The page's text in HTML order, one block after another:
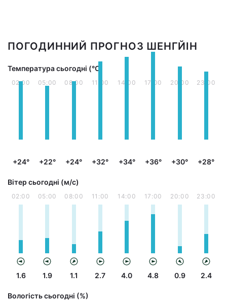
ПОГОДИННИЙ ПРОГНОЗ ШЕНГЙІН
Температура сьогодні (°С)
02:00
+24°
05:00
+22°
08:00
+24°
11:00
+32°
14:00
+34°
17:00
+36°
20:00
+30°
23:00
+28°
Вітер сьогодні (м/с)
02:00
1.6
05:00
1.9
08:00
1.1
11:00
2.7
14:00
4.0
17:00
4.8
20:00
0.9
23:00
2.4
Вологість сьогодні (%)